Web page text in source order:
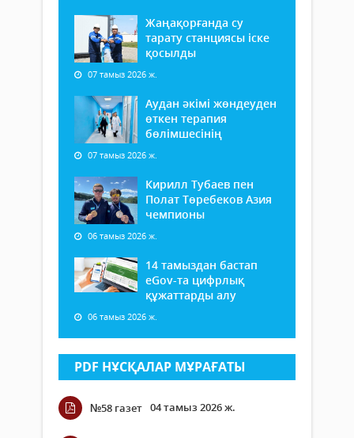
Жаңақорғанда су
тарату станциясы іске
қосылды
07 тамыз 2026 ж.
Аудан әкімі жөндеуден
өткен терапия
бөлімшесінің
07 тамыз 2026 ж.
Кирилл Тубаев пен
Полат Төребеков Азия
чемпионы
06 тамыз 2026 ж.
14 тамыздан бастап
еGov-та цифрлық
құжаттарды алу
06 тамыз 2026 ж.
PDF НҰСҚАЛАР МҰРАҒАТЫ
№58 газет 04 тамыз 2026 ж.